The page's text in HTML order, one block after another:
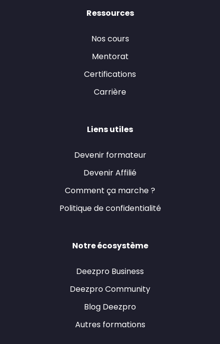
Ressources
Nos cours
Mentorat
Certifications
Carrière
Liens utiles
Devenir formateur
Devenir Affilié
Comment ça marche ?
Politique de confidentialité
Notre écosystème
Deezpro Business
Deezpro Community
Blog Deezpro
Autres formations